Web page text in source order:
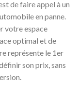
de faire appel à un
en panne.
votre espace
optimal et de
représente le 1er
son prix, sans